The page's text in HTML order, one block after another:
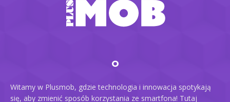
O
Witamy w Plusmob, gdzie technologia i innowacja spotykają
się, aby zmienić sposób korzystania ze smartfona! Tutaj